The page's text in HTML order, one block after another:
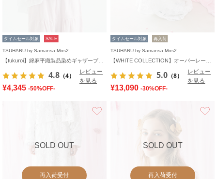
タイムセール対象 SALE
TSUHARU by Samansa Mos2
4.8 （4）
レビュー
を見る
¥4,345 -50%OFF-
タイムセール対象 再入荷
TSUHARU by Samansa Mos2
5.0 （8）
レビュー
を見る
¥13,090 -30%OFF-
SOLD OUT
再入荷受付
SOLD OUT
再入荷受付